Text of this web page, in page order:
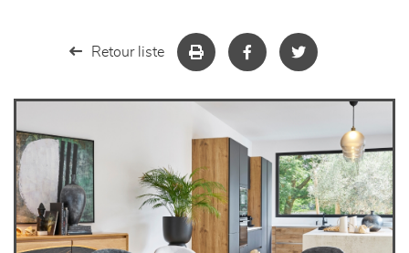
Retour liste